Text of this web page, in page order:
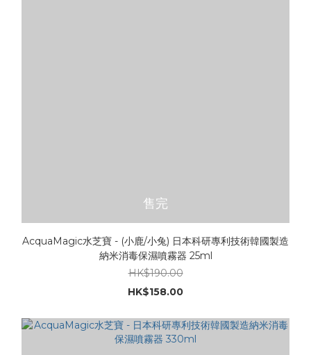
售完
AcquaMagic水芝寶 - (小鹿/小兔) 日本科研專利技術韓國製造
納米消毒保濕噴霧器 25ml
HK$190.00
HK$158.00